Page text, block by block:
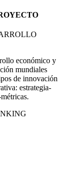
económico y
mundiales
de innovación
estrategia-